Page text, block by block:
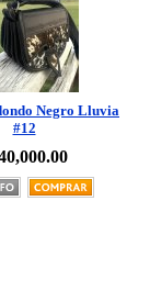
Negro Lluvia
#12